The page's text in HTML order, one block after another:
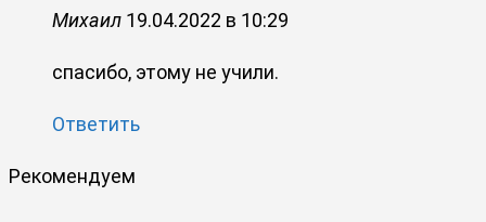
Михаил 19.04.2022 в 10:29
спасибо, этому не учили.
Ответить
Рекомендуем